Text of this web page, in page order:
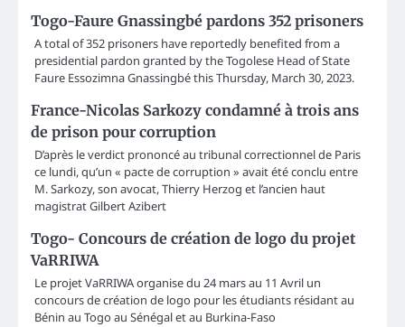
Togo-Faure Gnassingbé pardons 352 prisoners
A total of 352 prisoners have reportedly benefited from a
presidential pardon granted by the Togolese Head of State
Faure Essozimna Gnassingbé this Thursday, March 30, 2023.
France-Nicolas Sarkozy condamné à trois ans
de prison pour corruption
D’après le verdict prononcé au tribunal correctionnel de Paris
ce lundi, qu’un « pacte de corruption » avait été conclu entre
M. Sarkozy, son avocat, Thierry Herzog et l’ancien haut
magistrat Gilbert Azibert
Togo- Concours de création de logo du projet
VaRRIWA
Le projet VaRRIWA organise du 24 mars au 11 Avril un
concours de création de logo pour les étudiants résidant au
Bénin au Togo au Sénégal et au Burkina-Faso